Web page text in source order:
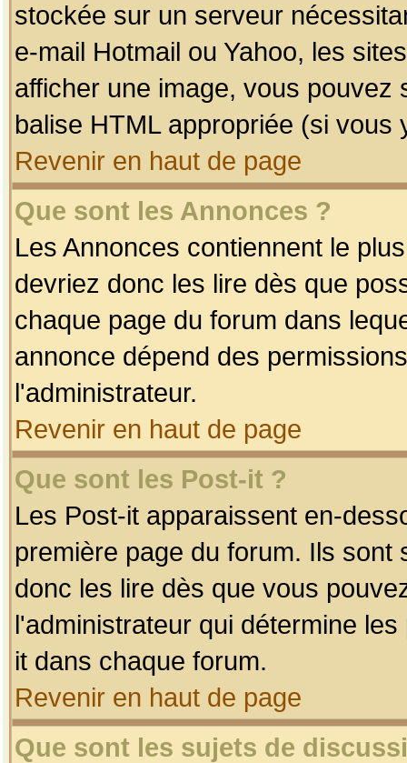
stockée sur un serveur
e-mail Hotmail ou Yahoo, les
afficher une image, vous pouvez
balise HTML appropriée (si vous
Revenir en haut de page
Que sont les Annonces ?
Les Annonces contiennent le
devriez donc les lire dès que
chaque page du forum dans
annonce dépend des
l'administrateur.
Revenir en haut de page
Que sont les Post-it ?
Les Post-it apparaissent en-
première page du forum. Ils
donc les lire dès que vous
l'administrateur qui détermine
it dans chaque forum.
Revenir en haut de page
Que sont les sujets de